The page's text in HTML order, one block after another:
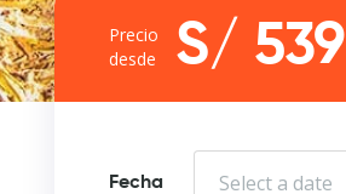
Precio
desde
S/ 539
Fecha